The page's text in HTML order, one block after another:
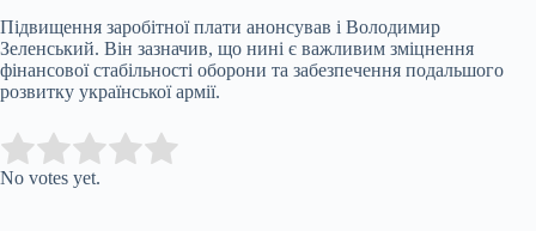
Підвищення заробітної плати анонсував і Володимир
Зеленський. Він зазначив, що нині є важливим зміцнення
фінансової стабільності оборони та забезпечення подальшого
розвитку української армії.
Rate this item:
No votes yet.